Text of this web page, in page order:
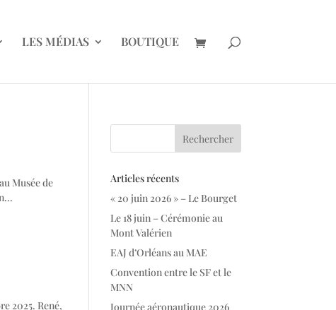
LES MÉDIAS BOUTIQUE
Musée de
2025. René,
Articles récents
« 20 juin 2026 » – Le Bourget
Le 18 juin – Cérémonie au
Mont Valérien
EAJ d’Orléans au MAE
Convention entre le SF et le
MNN
Journée aéronautique 2026